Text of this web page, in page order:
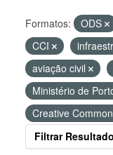
Formatos: ODS
CCI
aviação civil
Ministério de
Creative
Filtrar